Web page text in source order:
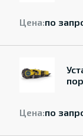
Цена:по
Цена:по